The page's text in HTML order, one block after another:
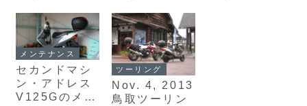
メンテナンス
セカンドマシ
ン・アドレス
V125Gのメン
ツーリング
Nov. 4, 2013
鳥取ツーリン